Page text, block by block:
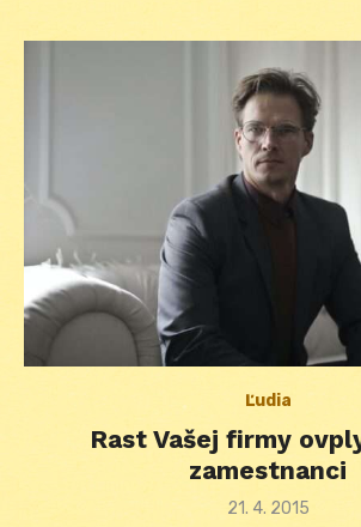
Ľudia
Rast Vašej firmy
zamestnanci
Posted
21. 4. 2015